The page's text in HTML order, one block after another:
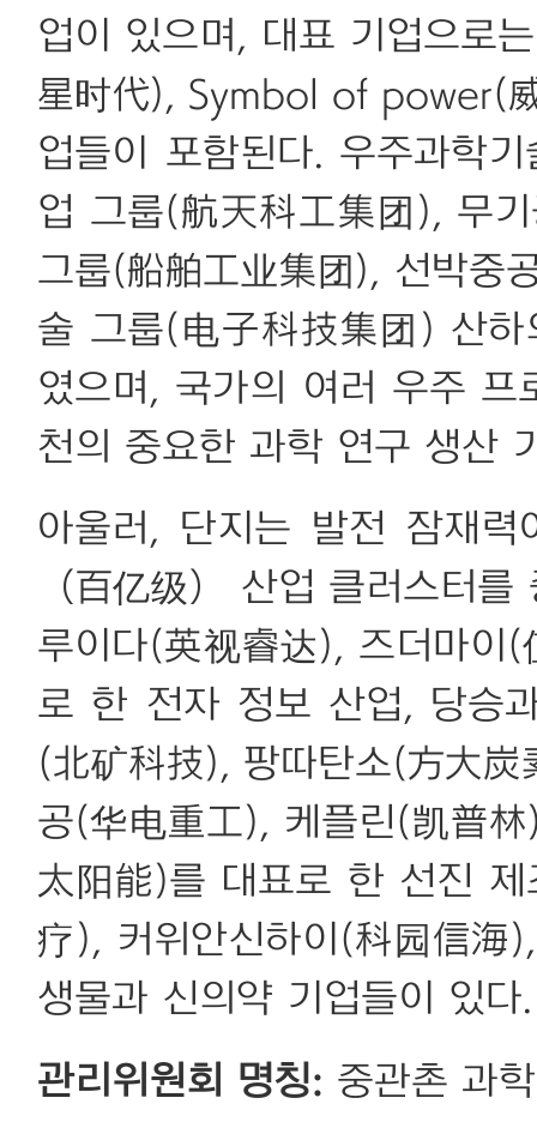
업이 있으며, 대표 기업으로
星时代), Symbol of power(
업들이 포함된다. 우주과학
업 그룹(航天科工集团), 무
그룹(船舶工业集团), 선박중
술 그룹(电子科技集团) 산
였으며, 국가의 여러 우주
천의 중요한 과학 연구 생산
아울러, 단지는 발전 잠재
（百亿级） 산업 클러스터
루이다(英视睿达), 즈더마이
로 한 전자 정보 산업, 당승
(北矿科技), 팡따탄소(方大
공(华电重工), 케플린(凯普
太阳能)를 대표로 한 선진
疗), 커위안신하이(科园信海
생물과 신의약 기업들이 있다.
관리위원회 명칭: 중관촌 과